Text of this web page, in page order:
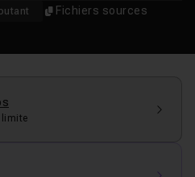
Fichiers sources
limite